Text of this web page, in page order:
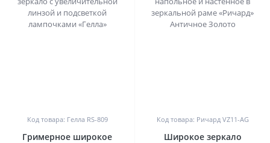
Код товара: Гелла RS-809
Гримерное широкое
Код товара: Ричард VZ11-AG
Широкое зеркало